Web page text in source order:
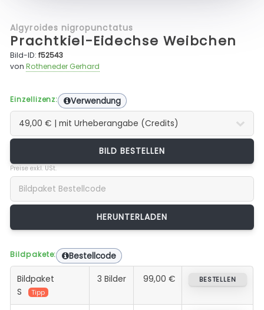
Algyroides nigropunctatus
Prachtkiel-Eidechse Weibchen
Bild-ID:f52543
vonRotheneder Gerhard
Einzellizenz: Verwendung
BILD BESTELLEN
Preise exkl. USt.
Bildpakete: Bestellcode
Bildpaket
S
Tipp
3 Bilder 99,00 € BESTELLEN